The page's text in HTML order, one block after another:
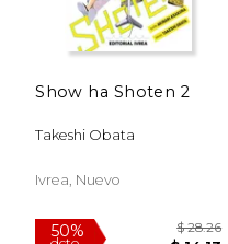
50%
Show ha Shoten 2
Takeshi Obata
Ivrea, Nuevo